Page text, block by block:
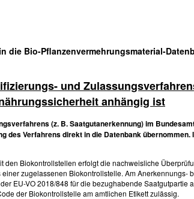
die Bio-Pflanzenvermehrungsmaterial-
und
anhängig ist
(z. B. Saatgutanerkennung) im
des Verfahrens direkt in die Datenbank übernommen.
den Biokontrollstellen erfolgt die nachweisliche
zugelassenen Biokontrollstelle. Am Anerkennungs-
EU-VO 2018/848 für die bezughabende Saatgutpartie
der Biokontrollstelle am amtlichen Etikett zulässig.